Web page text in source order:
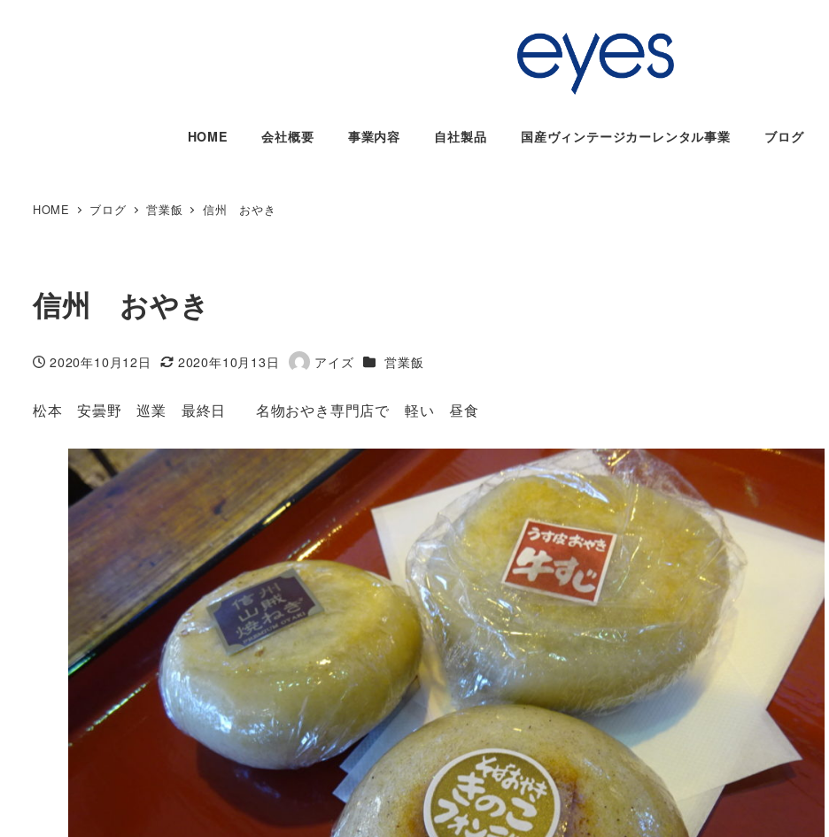
HOME 会社概要 事業内容 自社製品 国産ヴィンテージカーレンタル事業 ブログ
HOME ブログ 営業飯 信州 おやき
信州 おやき
投稿日
2020年10月12日
更新日
2020年10月13日
著
アイズ カテゴリー
営業飯
松本 安曇野 巡業 最終日 名物おやき専門店で 軽い 昼食